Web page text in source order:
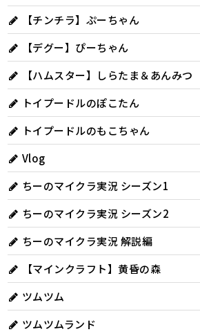
【チンチラ】ぷーちゃん
【デグー】ぴーちゃん
【ハムスター】しらたま＆あんみつ
トイプードルのぽこたん
トイプードルのもこちゃん
Vlog
ちーのマイクラ実況 シーズン1
ちーのマイクラ実況 シーズン2
ちーのマイクラ実況 解説編
【マインクラフト】黄昏の森
ツムツム
ツムツムランド